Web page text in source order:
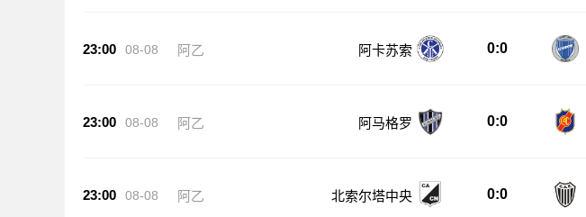
23:00 08-08 阿乙 阿卡苏索 0:0
23:00 08-08 阿乙 阿马格罗 0:0
23:00 08-08 阿乙 北索尔塔中央 0:0